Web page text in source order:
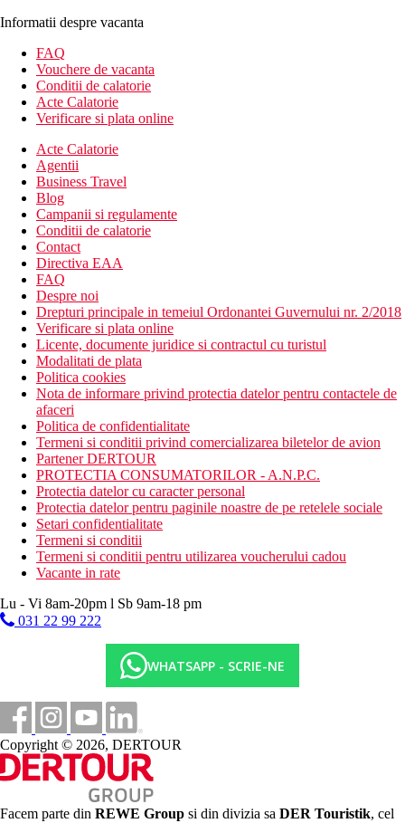
Informatii despre vacanta
FAQ
Vouchere de vacanta
Conditii de calatorie
Acte Calatorie
Verificare si plata online
Acte Calatorie
Agentii
Business Travel
Blog
Campanii si regulamente
Conditii de calatorie
Contact
Directiva EAA
FAQ
Despre noi
Drepturi principale in temeiul Ordonantei Guvernului nr. 2/2018
Verificare si plata online
Licente, documente juridice si contractul cu turistul
Modalitati de plata
Politica cookies
Nota de informare privind protectia datelor pentru contactele de
afaceri
Politica de confidentialitate
Termeni si conditii privind comercializarea biletelor de avion
Partener DERTOUR
PROTECTIA CONSUMATORILOR - A.N.P.C.
Protectia datelor cu caracter personal
Protectia datelor pentru paginile noastre de pe retelele sociale
Setari confidentialitate
Termeni si conditii
Termeni si conditii pentru utilizarea voucherului cadou
Vacante in rate
Lu - Vi 8am-20pm l Sb 9am-18 pm
031 22 99 222
WHATSAPP - SCRIE-NE
Copyright © 2026, DERTOUR
Facem parte din REWE Group si din divizia sa DER Touristik, cel